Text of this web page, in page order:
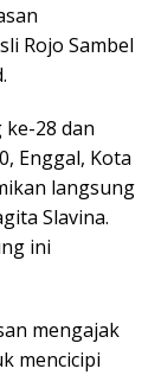
Rojo Sambel
28 dan
Enggal, Kota
langsung
Slavina.
ini
mengajak
mencicipi